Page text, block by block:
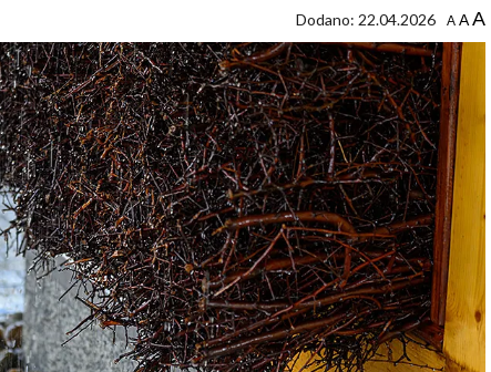
Dodano: 22.04.2026 A AA